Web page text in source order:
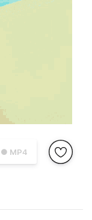
● MP4